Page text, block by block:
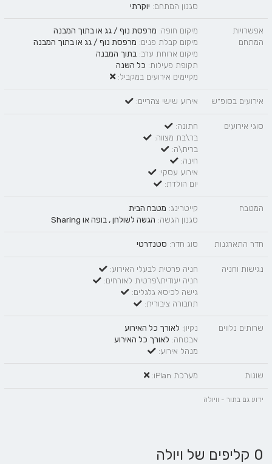
סגנון המתחם: יוקרתי
אפשרויות
המתחם
מיקום חופה: מרפסת נוף / גג או בתוך המבנה
מיקום קבלת פנים: מרפסת נוף / גג או בתוך המבנה
מיקום ארוחת ערב: בתוך המבנה
תקופת פעילות: כל השנה
מקיימים אירועים במקביל:
אירועים בסופ״ש אירוע שישי צהריים:
סוגי אירועים
חתונה:
בר\בת מצווה:
ברית\ה:
חינה:
אירוע עסקי:
יום הולדת:
המטבח קייטרינג: מטבח הבית
סגנון הגשה: הגשה לשולחן, בופה או Sharing
חדר התארגנות סוג חדר: סטנדרטי
נגישות וחניה
חניה פרטית לבעלי האירוע:
חניה יעודית\פרטית לאורחים:
גישה לכיסא גלגלים:
תחבורה ציבורית:
שרותים נלווים נקיון: לאורך כל האירוע
אבטחה: לאורך כל האירוע
מנהל אירוע:
שונות מערכת iPlan:
ידוע גם בתור - וויולה
0 קליפים של ויולה